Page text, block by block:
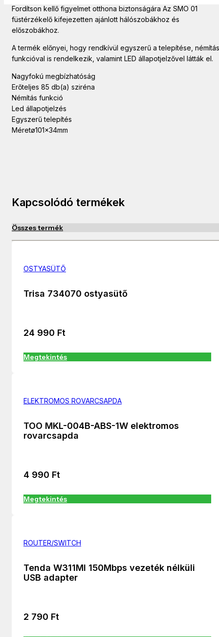
Fordítson kellő figyelmet otthona biztonságára Az SMO 01
füstérzékelő kifejezetten ajánlott hálószobákhoz és
előszobákhoz.
A termék előnyei, hogy rendkívül egyszerű a telepítése, némítás
funkcióval is rendelkezik, valamint LED állapotjelzővel látták el.
Nagyfokú megbízhatóság
Erőteljes 85 db(a) sziréna
Némítás funkció
Led állapotjelzés
Egyszerű telepítés
Méretø101x34mm
Kapcsolódó termékek
Összes termék
OSTYASÜTŐ
Trisa 734070 ostyasütő
24 990 Ft
Megtekintés
ELEKTROMOS ROVARCSAPDA
TOO MKL-004B-ABS-1W elektromos
rovarcsapda
4 990 Ft
Megtekintés
ROUTER/SWITCH
Tenda W311MI 150Mbps vezeték nélküli
USB adapter
2 790 Ft